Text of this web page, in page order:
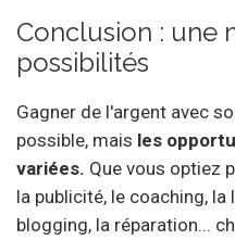
Conclusion : une
possibilités
Gagner de l'argent avec
possible, mais les
variées. Que vous optiez
la publicité, le coaching,
blogging, la réparation...